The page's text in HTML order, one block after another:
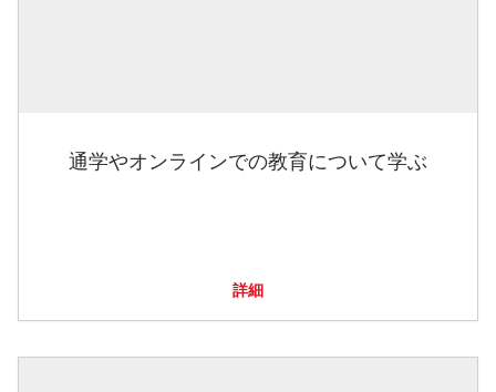
通学やオンラインでの教育について学ぶ
詳細